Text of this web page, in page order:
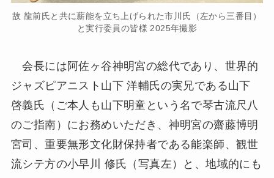
故 龍前氏と共に薪能を立ち上げられた市川氏（左から三番目）
と実行委員の皆様 2025年撮影
会長には阿佐ヶ谷神明宮の総代であり、世界的
ジャズピアニスト山下 洋輔氏の実兄である山下
啓義氏（ご本人も山下明童という名で琴古流尺八
のご指南）にお務めいただき、神明宮の齋藤博明
宮司、重要無形文化財保持者である能楽師、観世
流シテ方の小早川 修氏（写真左）と、地域的にも